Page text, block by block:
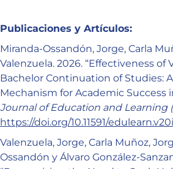
Publicaciones y Artículos:
Miranda-Ossandón, Jorge, Carla
Valenzuela. 2026. “Effectiveness of
Bachelor Continuation of Studies:
Mechanism for Academic Success
Journal of Education and Learning
https://doi.org/10.11591/
Valenzuela, Jorge, Carla Muñoz,
Ossandón y Álvaro González-